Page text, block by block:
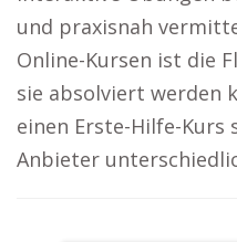
und praxisnah
Online-Kursen ist die
sie absolviert werden
einen Erste-Hilfe-Kurs
Anbieter